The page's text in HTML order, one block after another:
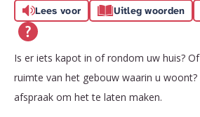
Lees voor Uitleg woorden
Is er iets kapot in of rondom uw huis?
ruimte van het gebouw waarin u woont?
afspraak om het te laten maken.